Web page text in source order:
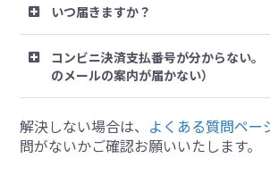
いつ届きますか？
コンビニ決済支払番号が分からない。
のメールの案内が届かない）
解決しない場合は、 よくある質問ペー
問がないかご確認お願いいたします。